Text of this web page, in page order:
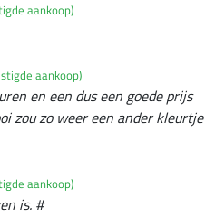
aankoop)
aankoop)
en een dus een goede prijs
zou zo weer een ander kleurtje
aankoop)
is. #